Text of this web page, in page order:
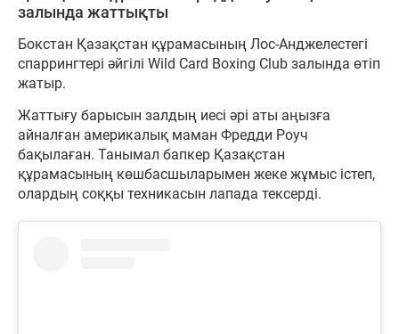
залында жаттықты
Бокстан Қазақстан құрамасының Лос-Анджелестегі
спаррингтері әйгілі Wild Card Boxing Club залында өтіп
жатыр.
Жаттығу барысын залдың иесі әрі аты аңызға
айналған америкалық маман Фредди Роуч
бақылаған. Танымал бапкер Қазақстан
құрамасының көшбасшыларымен жеке жұмыс істеп,
олардың соққы техникасын лапада тексерді.